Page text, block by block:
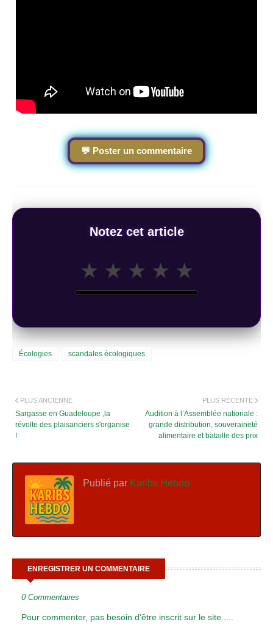
💬 Poster un commentaire
Notez cet article
★ ★ ★ ★ ★
Écologies scandales écologiques
PLUS RÉCENTE
Audition à l’Assemblée nationale :
grande distribution, souveraineté
alimentaire et bataille des prix
PLUS ANCIENNE
Sargasse en Guadeloupe ,la
révolte des plaisanciers s'organise
!
Publié par Karibs Hebdo
ENREGISTRER UN COMMENTAIRE
0 Commentaires
Pour commenter, pas besoin d’être inscrit sur le site.....